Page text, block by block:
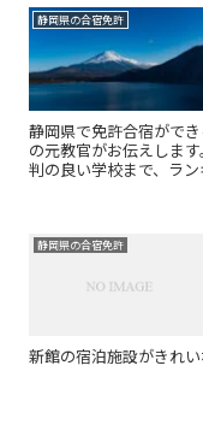
静岡県の合宿免許
静岡県で免許合宿がで
の元教官がお伝えしま
判の良い学校まで、ラ
静岡県の合宿免許
新館の宿泊施設がきれ